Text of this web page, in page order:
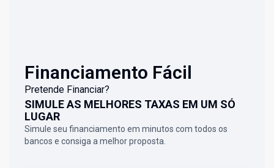
Financiamento Fácil
Pretende Financiar?
SIMULE AS MELHORES TAXAS EM UM SÓ
LUGAR
Simule seu financiamento em minutos com todos os
bancos e consiga a melhor proposta.